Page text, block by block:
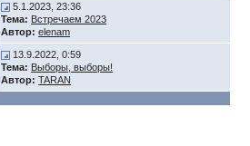
5.1.2023, 23:36
Тема: Встречаем 2023
Автор: elenam
13.9.2022, 0:59
Тема: Выборы, выборы!
Автор: TARAN